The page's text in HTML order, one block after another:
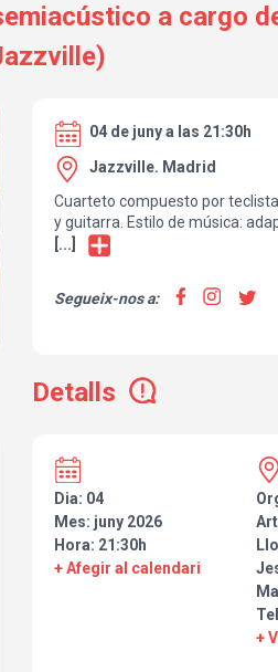
a cargo
04 de juny a las 21:30h
Jazzville. Madrid
Cuarteto compuesto por
y guitarra. Estilo de música:
acústico y semiacústico la base
propios complementado con
de E. Clapton, JJ Cale o clásicos
compositor. Enrique Soler bajo.
DIRECTO. También en Spotify,
Facebook y en la web de la PMP.
[...]
Segueix-nos a:
Detalls
Dia: 04
Mes: juny 2026
Hora: 21:30h
+ Afegir al calendari
+